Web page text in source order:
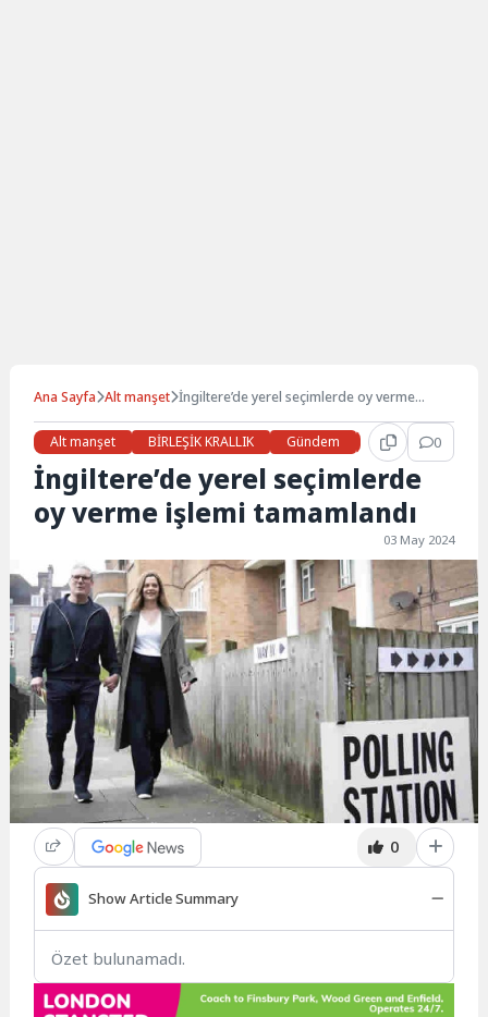
Ana Sayfa Alt manşet İngiltere’de yerel seçimlerde oy verme
Alt manşet
BİRLEŞİK KRALLIK Gündem Haberler 0
İngiltere’de yerel seçimlerde
oy verme işlemi tamamlandı
03 May 2024
0
Show Article Summary
Özet bulunamadı.